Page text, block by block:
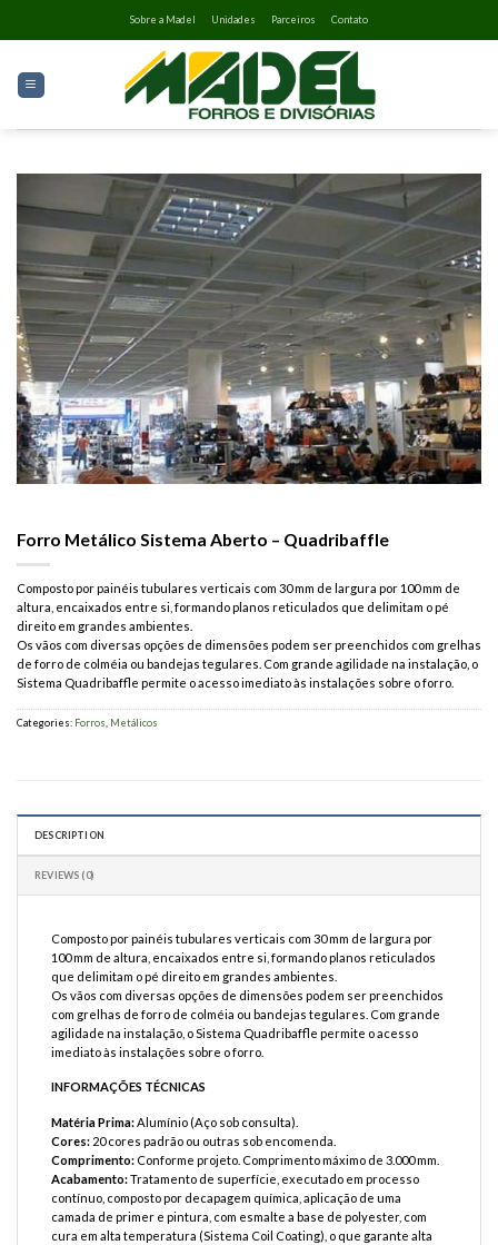
Sobre a Madel Unidades Parceiros Contato
Forro Metálico Sistema Aberto – Quadribaffle
Composto por painéis tubulares verticais com 30 mm de largura por 100 mm de
altura, encaixados entre si, formando planos reticulados que delimitam o pé
direito em grandes ambientes.
Os vãos com diversas opções de dimensões podem ser preenchidos com grelhas
de forro de colméia ou bandejas tegulares. Com grande agilidade na instalação, o
Sistema Quadribaffle permite o acesso imediato às instalações sobre o forro.
Categories: Forros Metálicos
DESCRIPTION
REVIEWS (0)
Composto por painéis tubulares verticais com 30 mm de largura por
100 mm de altura, encaixados entre si, formando planos reticulados
que delimitam o pé direito em grandes ambientes.
Os vãos com diversas opções de dimensões podem ser preenchidos
com grelhas de forro de colméia ou bandejas tegulares. Com grande
agilidade na instalação, o Sistema Quadribaffle permite o acesso
imediato às instalações sobre o forro.
INFORMAÇÕES TÉCNICAS
Matéria Prima:Alumínio (Aço sob consulta).
Cores: 20 cores padrão ou outras sob encomenda.
Comprimento: Conforme projeto. Comprimento máximo de 3.000 mm.
Acabamento:Tratamento de superfície, executado em processo
contínuo, composto por decapagem química, aplicação de uma
camada de primer e pintura, com esmalte a base de polyester, com
cura em alta temperatura (Sistema Coil Coating), o que garante alta